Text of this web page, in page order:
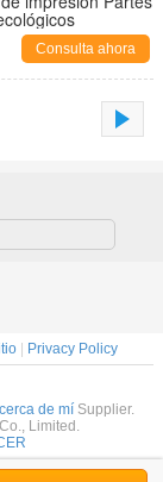
Consulta ahora
|
Privacy Policy
de mí Supplier.
Limited.